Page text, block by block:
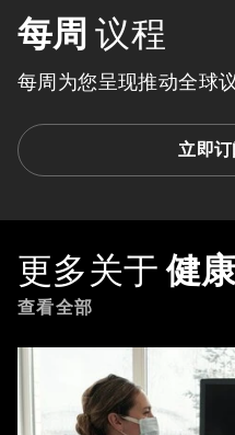
每周 议程
每周为您呈现推动全球
立即订
更多关于 健
查看全部